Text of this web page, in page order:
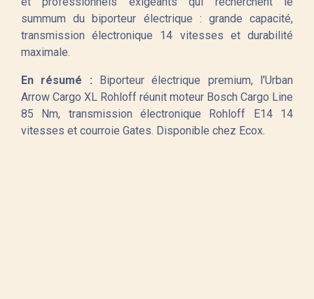
summum du biporteur électrique : grande capacité,
transmission électronique 14 vitesses et durabilité
maximale.
En résumé : Biporteur électrique premium, l'Urban
Arrow Cargo XL Rohloff réunit moteur Bosch Cargo Line
85 Nm, transmission électronique Rohloff E14 14
vitesses et courroie Gates. Disponible chez Ecox.